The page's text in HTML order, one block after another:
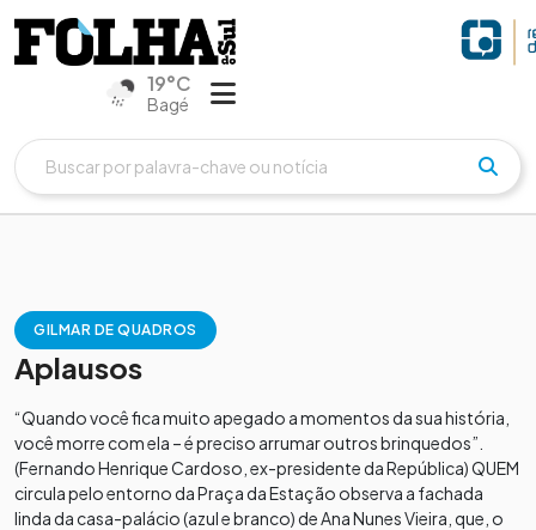
19°C
Bagé
GILMAR DE QUADROS
Aplausos
“Quando você fica muito apegado a momentos da sua história,
você morre com ela – é preciso arrumar outros brinquedos”.
(Fernando Henrique Cardoso, ex-presidente da República) QUEM
circula pelo entorno da Praça da Estação observa a fachada
linda da casa-palácio (azul e branco) de Ana Nunes Vieira, que, o